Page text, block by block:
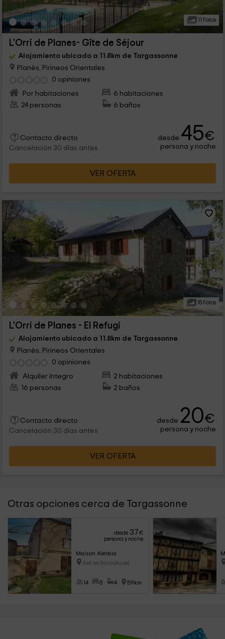
11 Fotos
L'Orri de Planes- Gîte de Séjour
Alojamiento ubicado a 11.8km de Targassonne
Planès, Pirineos Orientales
0 opiniones
Por habitaciones
6 habitaciones
24 personas
6 baños
Contacto directo
Cancelación 30 días antes
desde 45€
persona y noche
VER OFERTA
15 Fotos
L'Orri de Planes - El Refugi
Alojamiento ubicado a 11.8km de Targassonne
Planès, Pirineos Orientales
0 opiniones
Alquiler íntegro
2 habitaciones
16 personas
2 baños
Contacto directo
Cancelación 30 días antes
desde 20€
persona y noche
VER OFERTA
Otras opciones cerca de Targassonne
desde 37€
persona y noche
Maison Aleteia
Alet les Bains (Aude)
14 5 4 59km